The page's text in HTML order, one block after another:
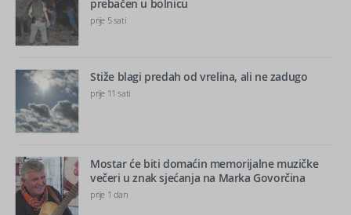
prebačen u bolnicu
prije 5 sati
Stiže blagi predah od vrelina, ali ne zadugo
prije 11 sati
Mostar će biti domaćin memorijalne muzičke
večeri u znak sjećanja na Marka Govorčina
prije 1 dan